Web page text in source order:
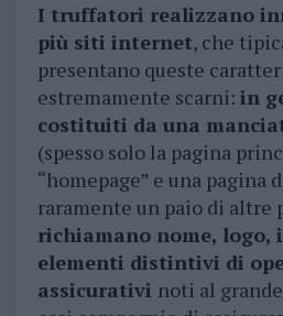
I truffatori realizzano
più siti internet, che
presentano queste
estremamente scarni: in
costituiti da una
(spesso solo la pagina
“homepage” e una pagina
raramente un paio di altre
richiamano nome,
elementi distintivi di
assicurativi noti al